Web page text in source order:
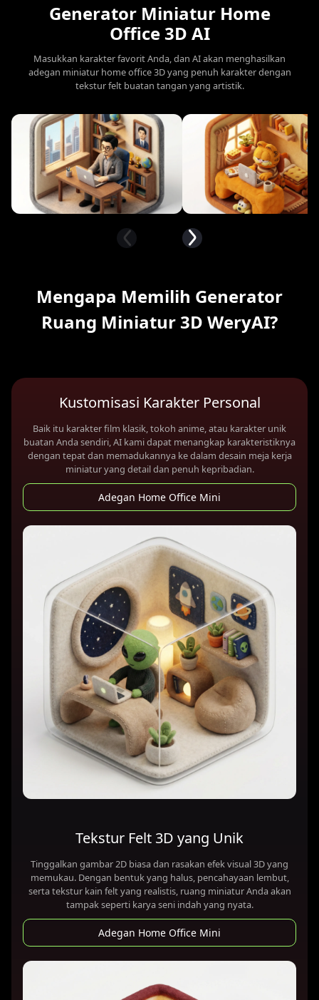
Generator Miniatur Home
Office 3D AI
Masukkan karakter favorit Anda, dan AI akan menghasilkan
adegan miniatur home office 3D yang penuh karakter dengan
tekstur felt buatan tangan yang artistik.
Mengapa Memilih Generator
Ruang Miniatur 3D WeryAI?
Kustomisasi Karakter Personal
Baik itu karakter film klasik, tokoh anime, atau karakter unik
buatan Anda sendiri, AI kami dapat menangkap karakteristiknya
dengan tepat dan memadukannya ke dalam desain meja kerja
miniatur yang detail dan penuh kepribadian.
Adegan Home Office Mini
Tekstur Felt 3D yang Unik
Tinggalkan gambar 2D biasa dan rasakan efek visual 3D yang
memukau. Dengan bentuk yang halus, pencahayaan lembut,
serta tekstur kain felt yang realistis, ruang miniatur Anda akan
tampak seperti karya seni indah yang nyata.
Adegan Home Office Mini